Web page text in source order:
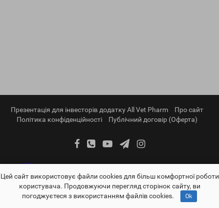
Презентація для інвесторів додатку All Vet Pharm
Про сайт
Політика конфіденційності
Публічний договір (Оферта)
vettorg.info - VetTorg.info © 2026
Цей сайт використовує файли cookies для більш комфортної роботи
користувача. Продовжуючи перегляд сторінок сайту, ви
погоджуєтеся з використанням файлів cookies.
Ok